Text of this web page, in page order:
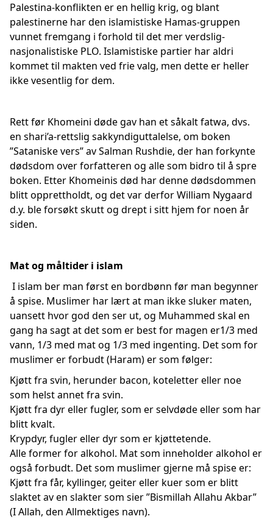
Palestina-konflikten er en hellig krig, og blant
palestinerne har den islamistiske Hamas-gruppen
vunnet fremgang i forhold til det mer verdslig-
nasjonalistiske PLO. Islamistiske partier har aldri
kommet til makten ved frie valg, men dette er heller
ikke vesentlig for dem.
Rett før Khomeini døde gav han et såkalt fatwa, dvs.
en shari’a-rettslig sakkyndiguttalelse, om boken
”Sataniske vers” av Salman Rushdie, der han forkynte
dødsdom over forfatteren og alle som bidro til å spre
boken. Etter Khomeinis død har denne dødsdommen
blitt opprettholdt, og det var derfor William Nygaard
d.y. ble forsøkt skutt og drept i sitt hjem for noen år
siden.
Mat og måltider i islam
I islam ber man først en bordbønn før man begynner
å spise. Muslimer har lært at man ikke sluker maten,
uansett hvor god den ser ut, og Muhammed skal en
gang ha sagt at det som er best for magen er1/3 med
vann, 1/3 med mat og 1/3 med ingenting. Det som for
muslimer er forbudt (Haram) er som følger:
Kjøtt fra svin, herunder bacon, koteletter eller noe
som helst annet fra svin.
Kjøtt fra dyr eller fugler, som er selvdøde eller som har
blitt kvalt.
Krypdyr, fugler eller dyr som er kjøttetende.
Alle former for alkohol. Mat som inneholder alkohol er
også forbudt. Det som muslimer gjerne må spise er:
Kjøtt fra får, kyllinger, geiter eller kuer som er blitt
slaktet av en slakter som sier ”Bismillah Allahu Akbar”
(I Allah, den Allmektiges navn).